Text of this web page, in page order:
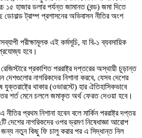
১৫ হাজার ডলার পর্যন্ত জামানত (বন্ড) জমা দিতে
ট্রাম্প প্রশাসনের অভিবাসন নীতির অংশ
পরীক্ষামূলক এই কর্মসূচি, যা বি-১ ব্যবসায়িক
হবে।
প্রকাশিত পররাষ্ট্র দপ্তরের অস্থায়ী চূড়ান্ত
দেশগুলোর নাগরিকদের নিশানা করবে, যেসব দেশের
যুক্তরাষ্ট্রে থাকার (ওভারস্টে) হার ঐতিহাসিকভাবে
শর্ত মেনে চললে জমাকৃত অর্থ ফেরত দেওয়া হবে।
নীতির প্রথম নিশানা হবেন বলে মার্কিন পররাষ্ট্র দপ্তর
দেশের নাগরিকদের ওপর ভ্রমণ নিষেধাজ্ঞা আরোপ
জন্য নতুন কিছু ফি চালু করার পর এ সিদ্ধান্ত নিল